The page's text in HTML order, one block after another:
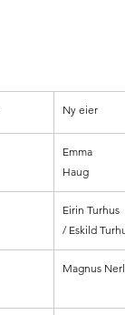
Ny eier
Emma
Haug
Eirin Turhus
/ Eskild Turhus
Magnus Nerli